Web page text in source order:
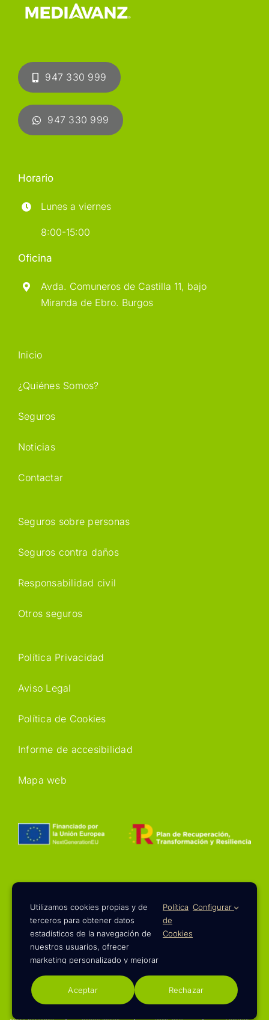
947 330 999
Lunes a viernes
8:00-15:00
Oficina
Avda. Comuneros de Castilla 11, bajo
¿Quiénes Somos?
Seguros
Noticias
Contactar
Seguros contra daños
Responsabilidad civil
Otros seguros
Aviso Legal
Política de Cookies
Informe de accesibilidad
Mapa web
autor o autores y no reflejan necesariamente los de la Unión Europea
pueden ser consideradas responsables de las mismas
© 2023 - 2026 | Diseño web dePies Negros
Utilizamos cookies propias y de
terceros para obtener datos
estadísticos de la navegación de
nuestros usuarios, ofrecer
marketing personalizado y mejorar
información en nuestra
Política
de
Cookies
Configurar
Aceptar Rechazar